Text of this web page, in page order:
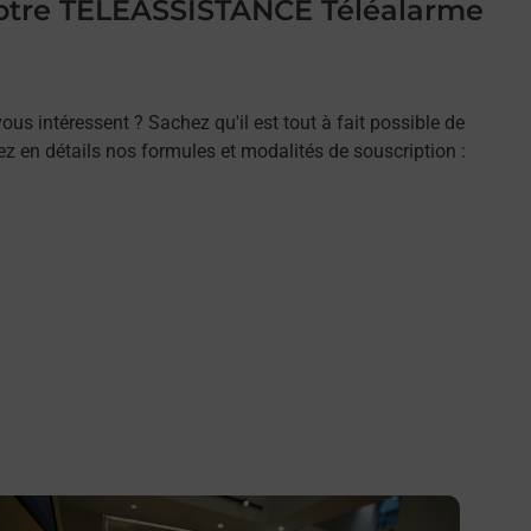
TELEASSISTANCE Téléalarme
intéressent ? Sachez qu'il est tout à fait possible de
en détails nos formules et modalités de souscription :
savoir plus